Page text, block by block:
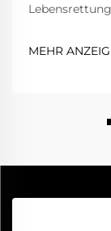
Starterkabel
MEHR